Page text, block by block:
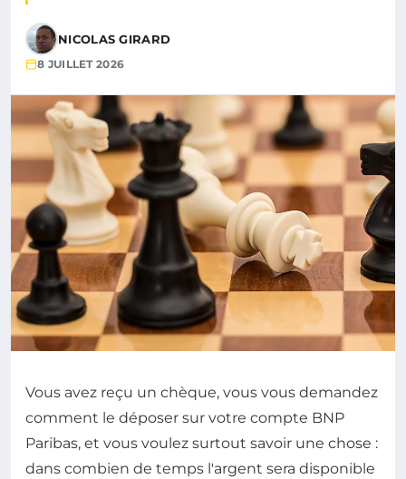
NICOLAS GIRARD
8 JUILLET 2026
Vous avez reçu un chèque, vous vous demandez
comment le déposer sur votre compte BNP
Paribas, et vous voulez surtout savoir une chose :
dans combien de temps l'argent sera disponible